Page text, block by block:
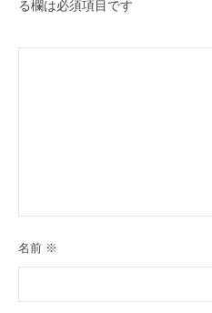
る欄は必須項目です
名前 ※